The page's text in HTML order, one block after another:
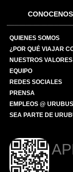
CONOCENOS
QUIENES SOMOS
¿POR QUÉ VIAJAR
NUESTROS VALORES
EQUIPO
REDES SOCIALES
PRENSA
EMPLEOS @ URUBUS
SEA PARTE DE